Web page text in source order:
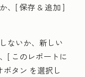
、[保存 & 追加 ]
ないか、新しい
[ このレポートに
ボタン を選択し